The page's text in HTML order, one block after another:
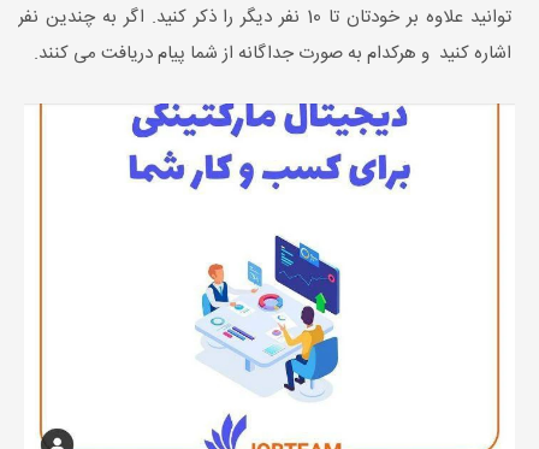
توانید علاوه بر خودتان تا 10 نفر دیگر را ذکر کنید. اگر به چندین نفر
اشاره کنید و هرکدام به صورت جداگانه از شما پیام دریافت می کنند.